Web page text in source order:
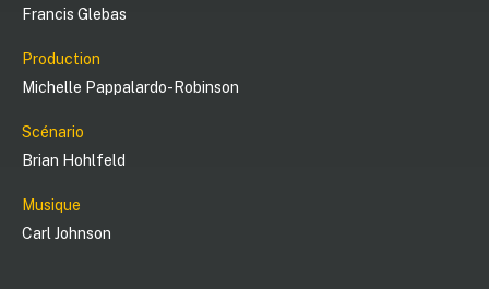
Francis Glebas
Production
Michelle Pappalardo-Robinson
Scénario
Brian Hohlfeld
Musique
Carl Johnson